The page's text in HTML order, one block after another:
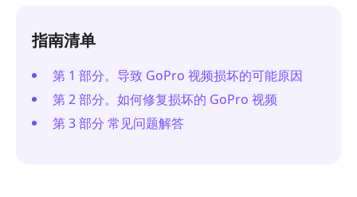
指南清单
第 1 部分。导致 GoPro 视频损坏的可能原因
第 2 部分。如何修复损坏的 GoPro 视频
第 3 部分 常见问题解答